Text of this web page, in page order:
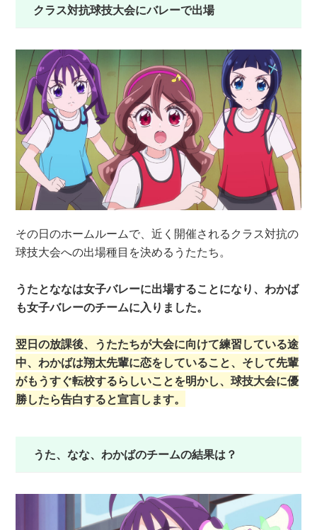
クラス対抗球技大会にバレーで出場
その日のホームルームで、近く開催されるクラス対抗の
球技大会への出場種目を決めるうたたち。
うたとななは女子バレーに出場することになり、わかば
も女子バレーのチームに入りました。
翌日の放課後、うたたちが大会に向けて練習している途
中、わかばは翔太先輩に恋をしていること、そして先輩
がもうすぐ転校するらしいことを明かし、球技大会に優
勝したら告白すると宣言します。
うた、なな、わかばのチームの結果は？